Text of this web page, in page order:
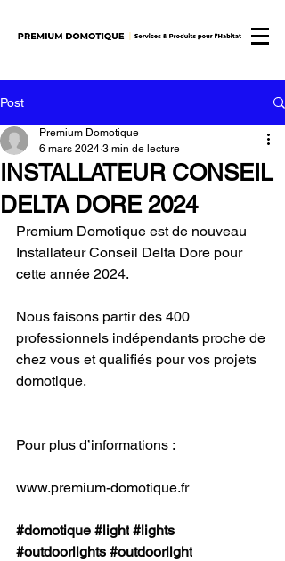
Post
INSTALLATEUR CONSEIL
DELTA DORE 2024
Premium Domotique
6 mars 2024 3 min de lecture
Premium Domotique est de nouveau
Installateur Conseil Delta Dore pour
cette année 2024.
Nous faisons partir des 400
professionnels indépendants proche de
chez vous et qualifiés pour vos projets
domotique.
Pour plus d’informations :
www.premium-domotique.fr
#domotique #light #lights
#outdoorlights #outdoorlight